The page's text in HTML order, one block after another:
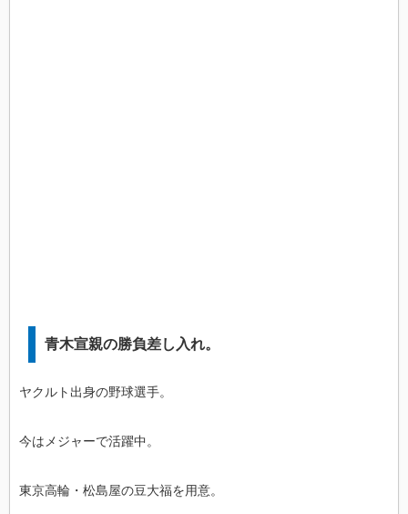
青木宣親の勝負差し入れ。
ヤクルト出身の野球選手。
今はメジャーで活躍中。
東京高輪・松島屋の豆大福を用意。